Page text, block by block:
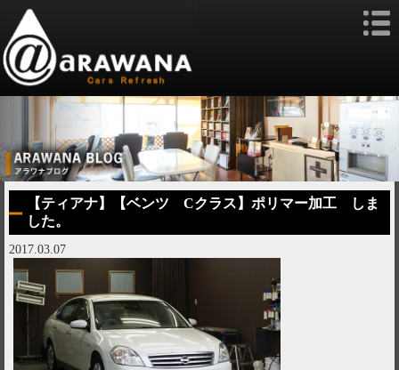
【ティアナ】【ベンツ Cクラス】ポリマー加工 しま
した。
2017.03.07